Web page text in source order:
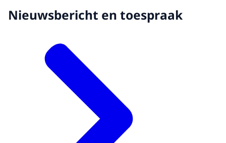
Nieuwsbericht en toespraak